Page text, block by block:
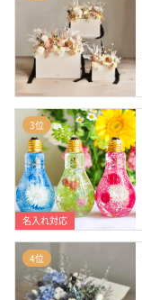
3位
名入れ対応
4位